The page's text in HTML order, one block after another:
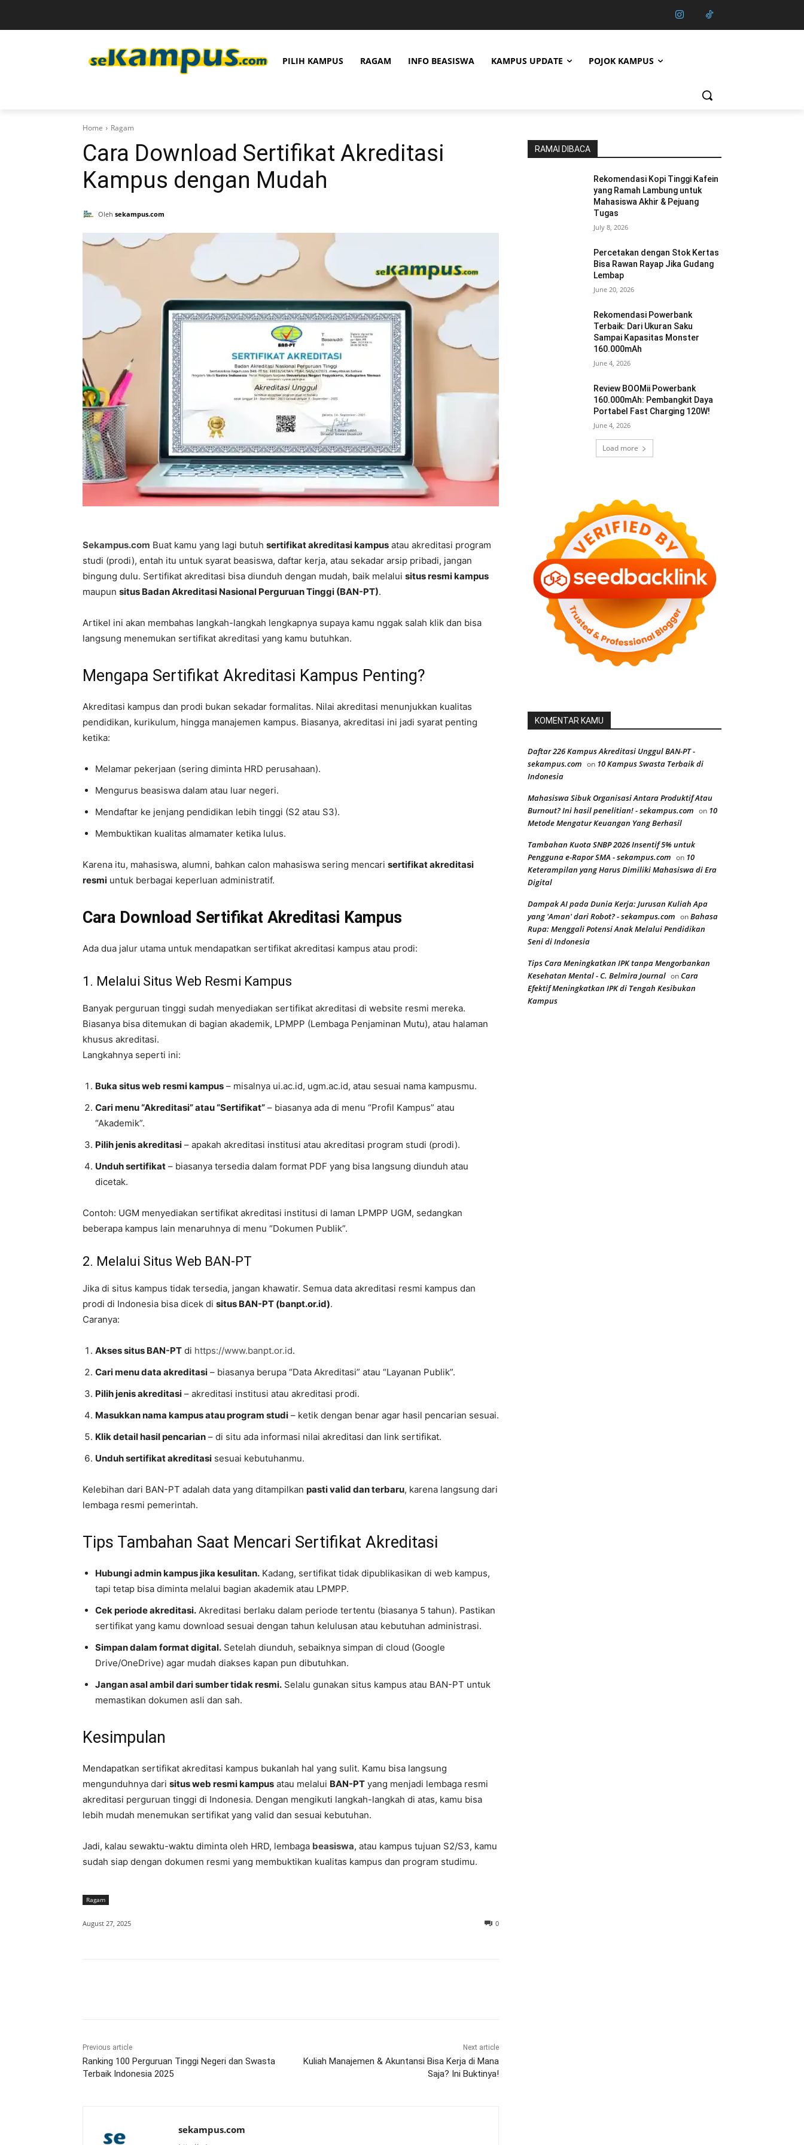
PILIH KAMPUS RAGAM INFO BEASISWA KAMPUS UPDATE POJOK KAMPUS
Home Ragam
Cara Download Sertifikat Akreditasi
Kampus dengan Mudah
Oleh sekampus.com
Sekampus.com Buat kamu yang lagi butuh sertifikat akreditasi kampus atau akreditasi program
studi (prodi), entah itu untuk syarat beasiswa, daftar kerja, atau sekadar arsip pribadi, jangan
bingung dulu. Sertifikat akreditasi bisa diunduh dengan mudah, baik melalui situs resmi kampus
maupun situs Badan Akreditasi Nasional Perguruan Tinggi (BAN-PT).
Artikel ini akan membahas langkah-langkah lengkapnya supaya kamu nggak salah klik dan bisa
langsung menemukan sertifikat akreditasi yang kamu butuhkan.
Mengapa Sertifikat Akreditasi Kampus Penting?
Akreditasi kampus dan prodi bukan sekadar formalitas. Nilai akreditasi menunjukkan kualitas
pendidikan, kurikulum, hingga manajemen kampus. Biasanya, akreditasi ini jadi syarat penting
ketika:
Melamar pekerjaan (sering diminta HRD perusahaan).
Mengurus beasiswa dalam atau luar negeri.
Mendaftar ke jenjang pendidikan lebih tinggi (S2 atau S3).
Membuktikan kualitas almamater ketika lulus.
Karena itu, mahasiswa, alumni, bahkan calon mahasiswa sering mencari sertifikat akreditasi
resmi untuk berbagai keperluan administratif.
Cara Download Sertifikat Akreditasi Kampus
Ada dua jalur utama untuk mendapatkan sertifikat akreditasi kampus atau prodi:
1. Melalui Situs Web Resmi Kampus
Banyak perguruan tinggi sudah menyediakan sertifikat akreditasi di website resmi mereka.
Biasanya bisa ditemukan di bagian akademik, LPMPP (Lembaga Penjaminan Mutu), atau halaman
khusus akreditasi.
Langkahnya seperti ini:
Buka situs web resmi kampus – misalnya ui.ac.id, ugm.ac.id, atau sesuai nama kampusmu.
Cari menu “Akreditasi” atau “Sertifikat” – biasanya ada di menu “Profil Kampus” atau
“Akademik”.
Pilih jenis akreditasi – apakah akreditasi institusi atau akreditasi program studi (prodi).
Unduh sertifikat – biasanya tersedia dalam format PDF yang bisa langsung diunduh atau
dicetak.
Contoh: UGM menyediakan sertifikat akreditasi institusi di laman LPMPP UGM, sedangkan
beberapa kampus lain menaruhnya di menu “Dokumen Publik”.
2. Melalui Situs Web BAN-PT
Jika di situs kampus tidak tersedia, jangan khawatir. Semua data akreditasi resmi kampus dan
prodi di Indonesia bisa dicek di situs BAN-PT (banpt.or.id).
Caranya:
Akses situs BAN-PT di https://www.banpt.or.id.
Cari menu data akreditasi – biasanya berupa “Data Akreditasi” atau “Layanan Publik”.
Pilih jenis akreditasi – akreditasi institusi atau akreditasi prodi.
Masukkan nama kampus atau program studi – ketik dengan benar agar hasil pencarian sesuai.
Klik detail hasil pencarian – di situ ada informasi nilai akreditasi dan link sertifikat.
Unduh sertifikat akreditasi sesuai kebutuhanmu.
Kelebihan dari BAN-PT adalah data yang ditampilkan pasti valid dan terbaru, karena langsung dari
lembaga resmi pemerintah.
Tips Tambahan Saat Mencari Sertifikat Akreditasi
Hubungi admin kampus jika kesulitan. Kadang, sertifikat tidak dipublikasikan di web kampus,
tapi tetap bisa diminta melalui bagian akademik atau LPMPP.
Cek periode akreditasi. Akreditasi berlaku dalam periode tertentu (biasanya 5 tahun). Pastikan
sertifikat yang kamu download sesuai dengan tahun kelulusan atau kebutuhan administrasi.
Simpan dalam format digital. Setelah diunduh, sebaiknya simpan di cloud (Google
Drive/OneDrive) agar mudah diakses kapan pun dibutuhkan.
Jangan asal ambil dari sumber tidak resmi. Selalu gunakan situs kampus atau BAN-PT untuk
memastikan dokumen asli dan sah.
Kesimpulan
Mendapatkan sertifikat akreditasi kampus bukanlah hal yang sulit. Kamu bisa langsung
mengunduhnya dari situs web resmi kampus atau melalui BAN-PT yang menjadi lembaga resmi
akreditasi perguruan tinggi di Indonesia. Dengan mengikuti langkah-langkah di atas, kamu bisa
lebih mudah menemukan sertifikat yang valid dan sesuai kebutuhan.
Jadi, kalau sewaktu-waktu diminta oleh HRD, lembaga beasiswa, atau kampus tujuan S2/S3, kamu
sudah siap dengan dokumen resmi yang membuktikan kualitas kampus dan program studimu.
Ragam
0
August 27, 2025
Previous article
Ranking 100 Perguruan Tinggi Negeri dan Swasta
Terbaik Indonesia 2025
Next article
Kuliah Manajemen & Akuntansi Bisa Kerja di Mana
Saja? Ini Buktinya!
sekampus.com
RAMAI DIBACA
Rekomendasi Kopi Tinggi Kafein
yang Ramah Lambung untuk
Mahasiswa Akhir & Pejuang
Tugas
July 8, 2026
Percetakan dengan Stok Kertas
Bisa Rawan Rayap Jika Gudang
Lembap
June 20, 2026
Rekomendasi Powerbank
Terbaik: Dari Ukuran Saku
Sampai Kapasitas Monster
160.000mAh
June 4, 2026
Review BOOMii Powerbank
160.000mAh: Pembangkit Daya
Portabel Fast Charging 120W!
June 4, 2026
Load more
KOMENTAR KAMU
Daftar 226 Kampus Akreditasi Unggul BAN-PT -
sekampus.com on 10 Kampus Swasta Terbaik di
Indonesia
Mahasiswa Sibuk Organisasi Antara Produktif Atau
Burnout? Ini hasil penelitian! - sekampus.com on 10
Metode Mengatur Keuangan Yang Berhasil
Tambahan Kuota SNBP 2026 Insentif 5% untuk
Pengguna e-Rapor SMA - sekampus.com on 10
Keterampilan yang Harus Dimiliki Mahasiswa di Era
Digital
Dampak AI pada Dunia Kerja: Jurusan Kuliah Apa
yang 'Aman' dari Robot? - sekampus.com onBahasa
Rupa: Menggali Potensi Anak Melalui Pendidikan
Seni di Indonesia
Tips Cara Meningkatkan IPK tanpa Mengorbankan
Kesehatan Mental - C. Belmira Journal onCara
Efektif Meningkatkan IPK di Tengah Kesibukan
Kampus